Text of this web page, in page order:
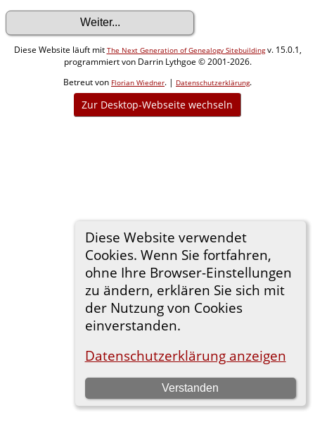
Diese Website verwendet
Cookies. Wenn Sie fortfahren,
ohne Ihre Browser-Einstellungen
zu ändern, erklären Sie sich mit
der Nutzung von Cookies
einverstanden.
Datenschutzerklärung anzeigen
Verstanden
Diese Website läuft mit The Next Generation of Genealogy Sitebuildingv. 15.0.1,
programmiert von Darrin Lythgoe © 2001-2026.
Betreut von Florian Wiedner. | Datenschutzerklärung.
Zur Desktop-Webseite wechseln